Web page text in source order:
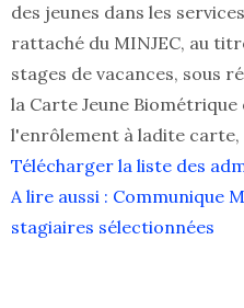
des jeunes dans les
rattaché du MINJEC, au
stages de vacances, sous
la Carte Jeune
l'enrôlement à ladite carte,
Télécharger la liste des
A lire aussi : Communique
stagiaires sélectionnées